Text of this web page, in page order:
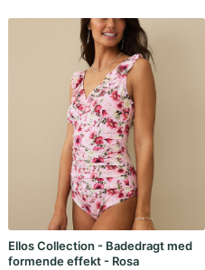
Ellos Collection - Badedragt med
formende effekt - Rosa